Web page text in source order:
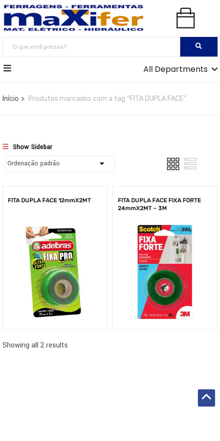
All Departments
Início Produtos marcados com a tag “FITA DUPLA FACE”
Show Sidebar
FITA DUPLA FACE 12mmX2MT
FITA DUPLA FACE FIXA FORTE
24mmX2MT – 3M
Showing all 2 results